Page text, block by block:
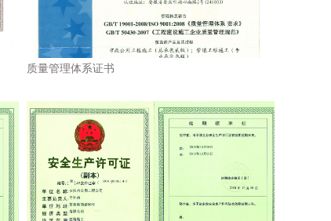
质量管理体系证书